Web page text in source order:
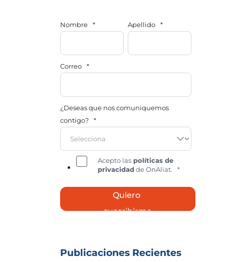
Nombre * Apellido *
Correo *
¿Deseas que nos comuniquemos
contigo?
*
Acepto las políticas de
privacidad de OnAliat. *
Publicaciones Recientes